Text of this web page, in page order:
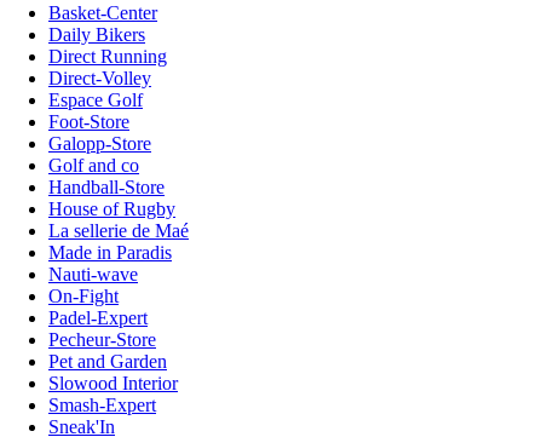
Basket-Center
Daily Bikers
Direct Running
Direct-Volley
Espace Golf
Foot-Store
Galopp-Store
Golf and co
Handball-Store
House of Rugby
La sellerie de Maé
Made in Paradis
Nauti-wave
On-Fight
Padel-Expert
Pecheur-Store
Pet and Garden
Slowood Interior
Smash-Expert
Sneak'In